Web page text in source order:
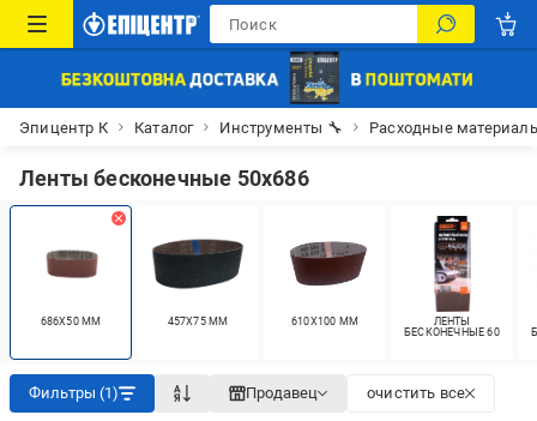
Эпицентр К Каталог Инструменты 🔧 Расходные
Ленты бесконечные 50х686
686X50 ММ 457X75 ММ 610X100 ММ
ЛЕНТЫ
БЕСКОНЕЧНЫЕ 60
Фильтры (1) Продавец очистить все